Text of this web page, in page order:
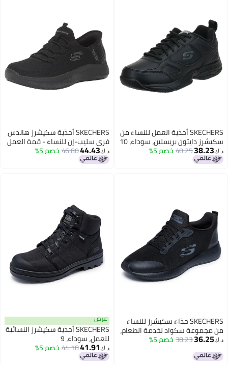
SKECHERS أحذية العمل للنساء من
سكيشرز دايتون بريسلين، سوداء، 10
M US
د.ك‏38.23
40.25خصم 5%
SKECHERS أحذية سكيشرز هاندس
فري سليب-إن للنساء - قمة العمل
SR- إنسلي بلاك
د.ك‏44.43
46.80خصم 5%
SKECHERS حذاء سكيشرز للنساء
من مجموعة سكواد لخدمة الطعام،
أسود، 11
د.ك‏36.25
38.23خصم 5%
عرض
SKECHERS أحذية سكيشرز النسائية
للعمل، سوداء، 9
د.ك‏41.91
44.18خصم 5%